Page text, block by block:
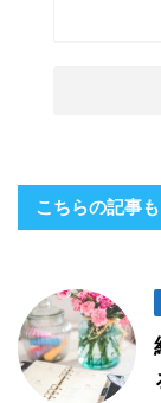
こちらの記事